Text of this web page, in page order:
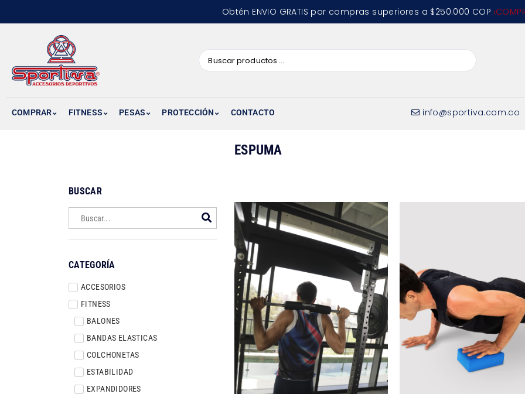
Obtén ENVIO GRATIS por compras superiores a $250.000 COP
COMPRAR FITNESS PESAS PROTECCIÓN CONTACTO info@sportiva.com.co
BUSCAR
CATEGORÍA
ACCESORIOS
FITNESS
BALONES
BANDAS ELASTICAS
COLCHONETAS
ESTABILIDAD
EXPANDIDORES
ESPUMA